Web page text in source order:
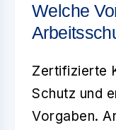
Welche
Zertifizierte
Schutz und
Vorgaben.